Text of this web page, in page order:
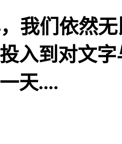
们依然无
入到对文
天....